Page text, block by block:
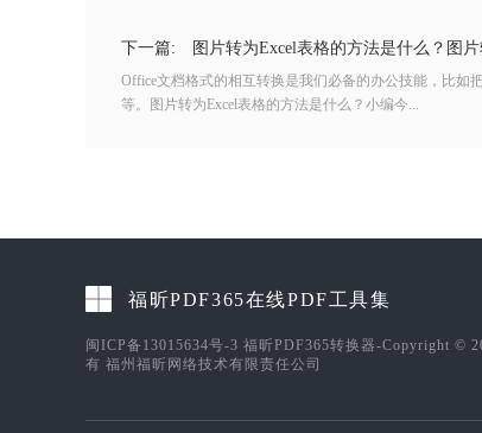
下一篇: 图片转为Excel表格的方法是什么？图
Office文档格式的相互转换是我们必备的办公技能，比如
等。图片转为Excel表格的方法是什么？小编今...
福昕PDF365在线PDF工具集
闽ICP备13015634号-3 福昕PDF365转换器-Copyright ©
有 福州福昕网络技术有限责任公司